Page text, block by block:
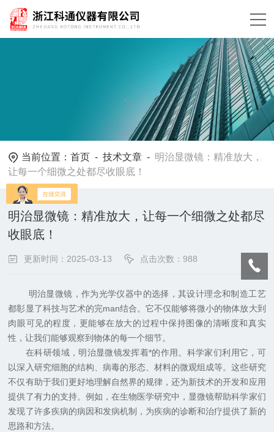
当前位置：首页 -技术文章 - 明治显微镜：精准放大，
让每一个细微之处都尽收眼底！
明治显微镜：精准放大，让每一个细微之处都尽
收眼底！
更新时间：2025-03-13 点击次数：988
明治显微镜，作为光学仪器中的选择，其设计理念和制造工艺
都彰显了科技与艺术的完man结合。它不仅能够将微小的物体放大到
肉眼可见的程度，更能够在放大的过程中保持图像的清晰度和真实
性，让我们能够观察到物体的每一个细节。
在科研领域，明治显微镜发挥着*的作用。科学家们利用它，可
以深入研究细胞的结构、病毒的形态、材料的微观组成等。这些研究
不仅有助于我们更好地理解自然界的规律，还为新技术的开发和应用
提供了有力的支持。例如，在生物医学研究中，显微镜帮助科学家们
发现了许多疾病的病因和发病机制，为疾病的诊断和治疗提供了新的
思路和方法。